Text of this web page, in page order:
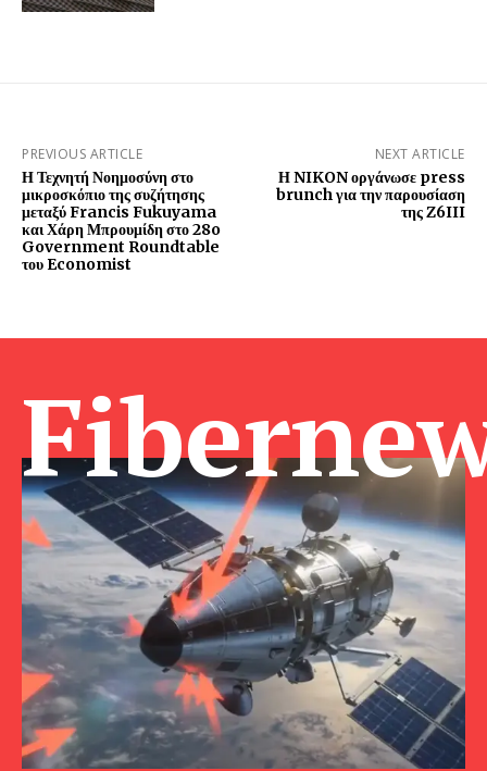
PREVIOUS ARTICLE
Η Τεχνητή Νοημοσύνη στο
μικροσκόπιο της συζήτησης
μεταξύ Francis Fukuyama
και Χάρη Μπρουμίδη στο 28o
Government Roundtable
του Economist
NEXT ARTICLE
Η NIKON οργάνωσε press
brunch για την παρουσίαση
της Z6III